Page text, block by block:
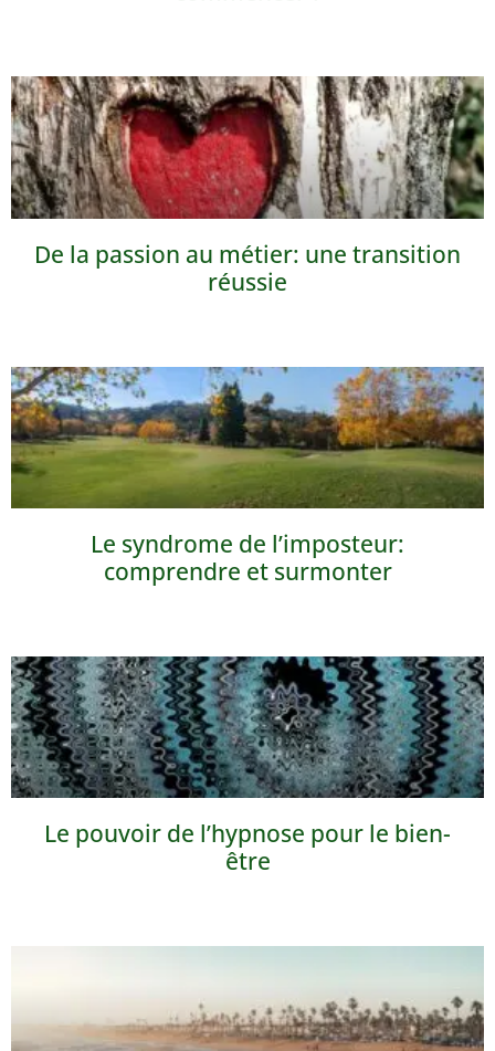
De la passion au métier: une transition
réussie
Le syndrome de l’imposteur:
comprendre et surmonter
Le pouvoir de l’hypnose pour le bien-
être